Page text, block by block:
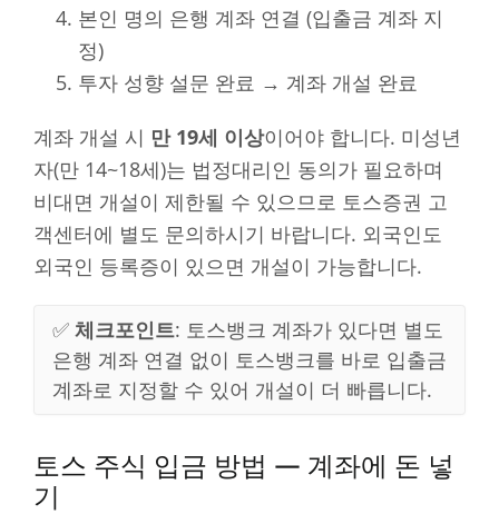
본인 명의 은행 계좌 연결 (입출금 계좌 지
정)
투자 성향 설문 완료 → 계좌 개설 완료
계좌 개설 시 만 19세 이상이어야 합니다. 미성년
자(만 14~18세)는 법정대리인 동의가 필요하며
비대면 개설이 제한될 수 있으므로 토스증권 고
객센터에 별도 문의하시기 바랍니다. 외국인도
외국인 등록증이 있으면 개설이 가능합니다.
✅ 체크포인트: 토스뱅크 계좌가 있다면 별도
은행 계좌 연결 없이 토스뱅크를 바로 입출금
계좌로 지정할 수 있어 개설이 더 빠릅니다.
토스 주식 입금 방법 — 계좌에 돈 넣
기